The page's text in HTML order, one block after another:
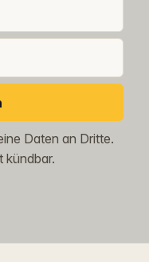
Daten an Dritte.
kündbar.